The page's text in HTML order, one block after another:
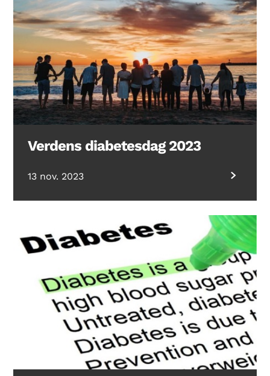
Search Diabetes Wellness Norge
Verdens diabetesdag 2023
13 nov. 2023